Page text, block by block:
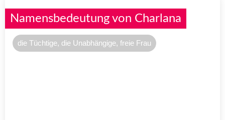
Namensbedeutung von Charlana
die Tüchtige, die Unabhängige, freie Frau